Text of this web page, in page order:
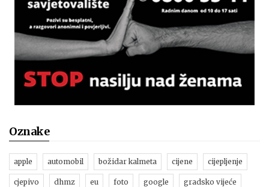
Oznake
apple automobil božidar kalmeta cijene cijepljenje
cjepivo dhmz eu foto google gradsko vijeće